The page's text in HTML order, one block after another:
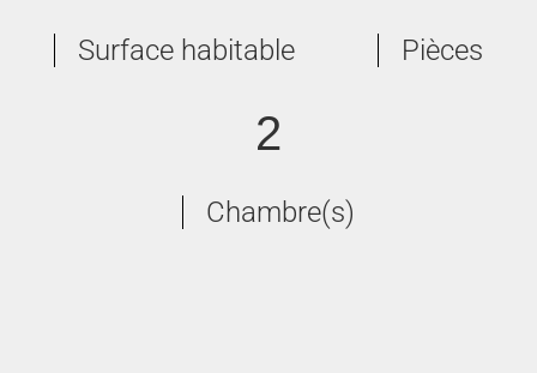
Surface habitable Pièces
2
Chambre(s)